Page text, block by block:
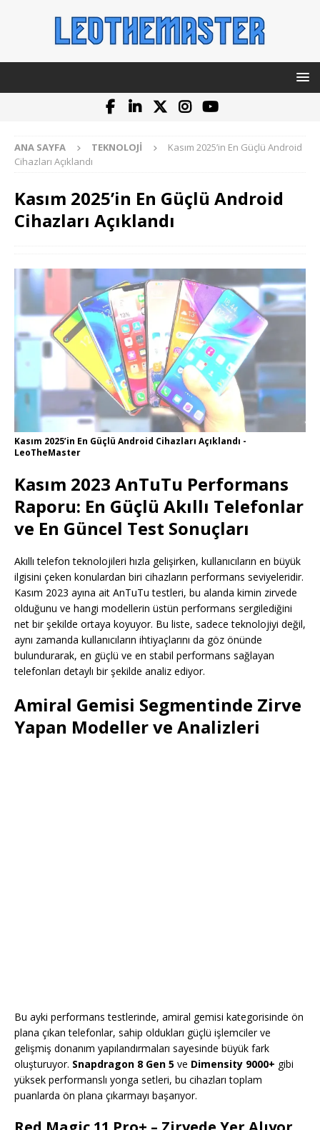
ANA SAYFA TEKNOLOJI
Kasım 2025’in En Güçlü Android
Cihazları Açıklandı
Kasım 2025’in En Güçlü Android
Cihazları Açıklandı
Kasım 2025’in En Güçlü Android Cihazları Açıklandı -
LeoTheMaster
Kasım 2023 AnTuTu Performans
Raporu: En Güçlü Akıllı Telefonlar
ve En Güncel Test Sonuçları
Akıllı telefon teknolojileri hızla gelişirken, kullanıcıların en büyük
ilgisini çeken konulardan biri cihazların performans seviyeleridir.
Kasım 2023 ayına ait AnTuTu testleri, bu alanda kimin zirvede
olduğunu ve hangi modellerin üstün performans sergilediğini
net bir şekilde ortaya koyuyor. Bu liste, sadece teknolojiyi değil,
aynı zamanda kullanıcıların ihtiyaçlarını da göz önünde
bulundurarak, en güçlü ve en stabil performans sağlayan
telefonları detaylı bir şekilde analiz ediyor.
Amiral Gemisi Segmentinde Zirve
Yapan Modeller ve Analizleri
Bu ayki performans testlerinde, amiral gemisi kategorisinde ön
plana çıkan telefonlar, sahip oldukları güçlü işlemciler ve
gelişmiş donanım yapılandırmaları sayesinde büyük fark
oluşturuyor. Snapdragon 8 Gen 5 ve Dimensity 9000+ gibi
yüksek performanslı yonga setleri, bu cihazları toplam
puanlarda ön plana çıkarmayı başarıyor.